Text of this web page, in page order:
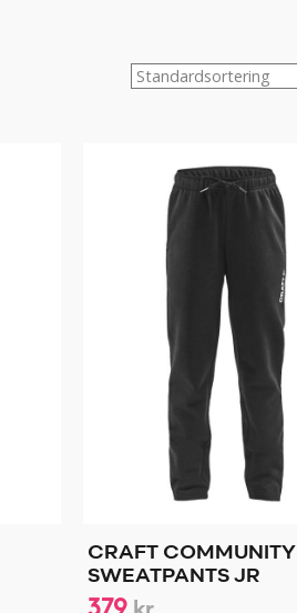
CRAFT COMMUNITY
SWEATPANTS JR
379